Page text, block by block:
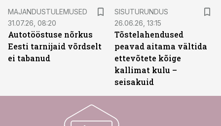
MAJANDUSTULEMUSED
31.07.26, 08:20
Autotööstuse nõrkus
Eesti tarnijaid võrdselt
ei tabanud
SISUTURUNDUS
26.06.26, 13:15
Tõstelahendused
peavad aitama vältida
ettevõtete kõige
kallimat kulu –
seisakuid